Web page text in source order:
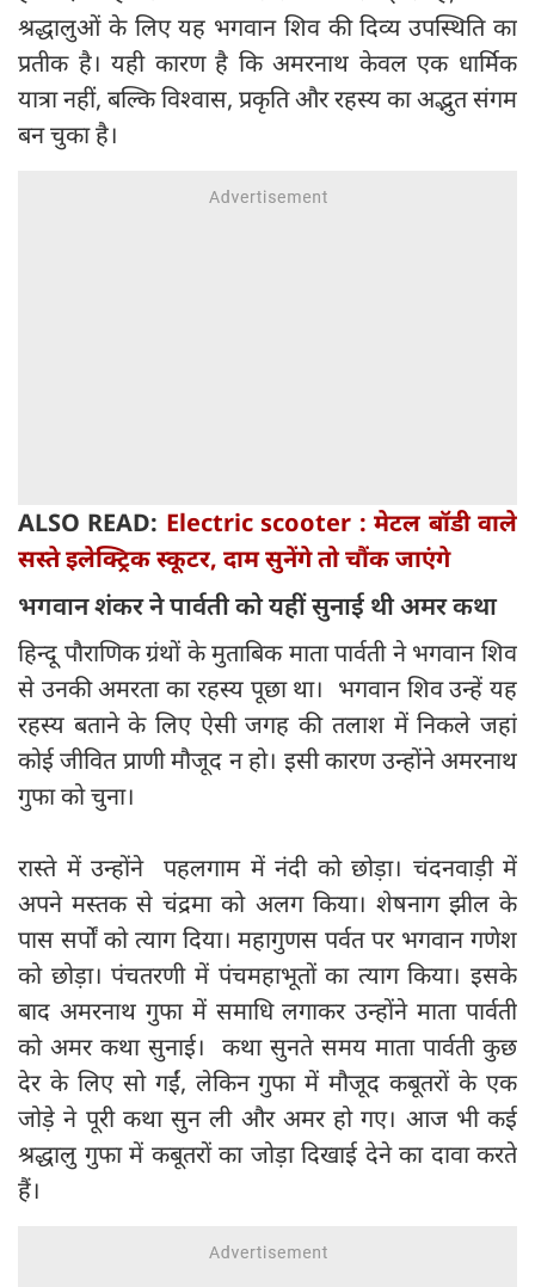
श्रद्धालुओं के लिए यह भगवान शिव की दिव्य उपस्थिति का
प्रतीक है। यही कारण है कि अमरनाथ केवल एक धार्मिक
यात्रा नहीं, बल्कि विश्वास, प्रकृति और रहस्य का अद्भुत संगम
बन चुका है।
ALSO READ: Electric scooter : मेटल बॉडी वाले
सस्ते इलेक्ट्रिक स्कूटर, दाम सुनेंगे तो चौंक जाएंगे
भगवान शंकर ने पार्वती को यहीं सुनाई थी अमर कथा
हिन्दू पौराणिक ग्रंथों के मुताबिक माता पार्वती ने भगवान शिव
से उनकी अमरता का रहस्य पूछा था। भगवान शिव उन्हें यह
रहस्य बताने के लिए ऐसी जगह की तलाश में निकले जहां
कोई जीवित प्राणी मौजूद न हो। इसी कारण उन्होंने अमरनाथ
गुफा को चुना।
रास्ते में उन्होंने पहलगाम में नंदी को छोड़ा। चंदनवाड़ी में
अपने मस्तक से चंद्रमा को अलग किया। शेषनाग झील के
पास सर्पों को त्याग दिया। महागुणस पर्वत पर भगवान गणेश
को छोड़ा। पंचतरणी में पंचमहाभूतों का त्याग किया। इसके
बाद अमरनाथ गुफा में समाधि लगाकर उन्होंने माता पार्वती
को अमर कथा सुनाई। कथा सुनते समय माता पार्वती कुछ
देर के लिए सो गईं, लेकिन गुफा में मौजूद कबूतरों के एक
जोड़े ने पूरी कथा सुन ली और अमर हो गए। आज भी कई
श्रद्धालु गुफा में कबूतरों का जोड़ा दिखाई देने का दावा करते
हैं।